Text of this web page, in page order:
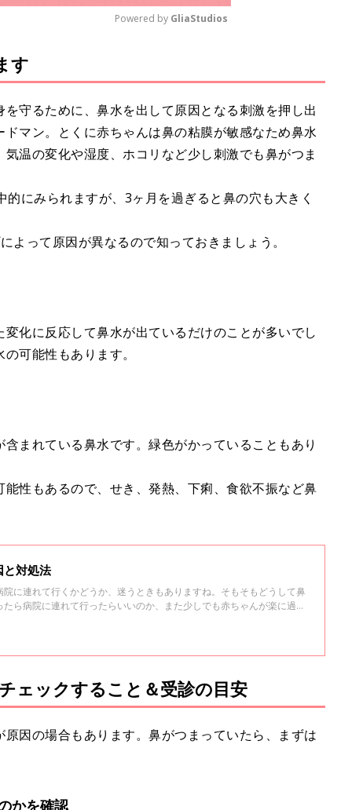
u
t
e
Powered by GliaStudios
す
守るために、鼻水を出して原因となる刺激を押し出
マン。とくに赤ちゃんは鼻の粘膜が敏感なため鼻水
温の変化や湿度、ホコリなど少し刺激でも鼻がつま
にみられますが、3ヶ月を過ぎると鼻の穴も大きく
よって原因が異なるので知っておきましょう。
化に反応して鼻水が出ているだけのことが多いでし
可能性もあります。
まれている鼻水です。緑色がかっていることもあり
性もあるので、せき、発熱、下痢、食欲不振など鼻
と対処法
に連れて行くかどうか、迷うときもありますね。そもそもどうして鼻
ら病院に連れて行ったらいいのか、また少しでも赤ちゃんが楽に過ご
ェックすること＆受診の目安
因の場合もあります。鼻がつまっていたら、まずは
かを確認